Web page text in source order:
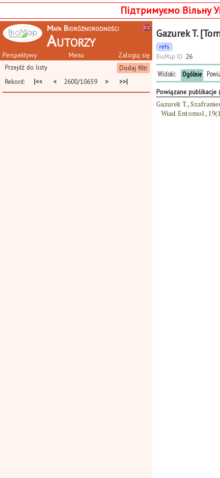
Підтримуємо Вільну
Mapa Bioróżnorodności
Autorzy
Perspektywy Zaloguj się
Menu
Dodaj filtr
Przejdź do listy
Rekord:
|<< < 2600/10659 > >>|
Gazurek T.
refs
BioMap ID: 26
Widoki: Ogólnie
Powiązane publikacje
Gazurek T.,
Wiad. Entomol.,